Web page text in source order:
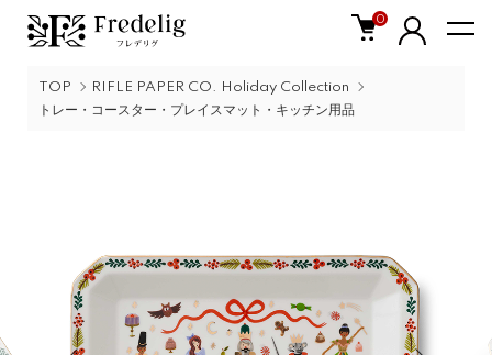
0
TOP
RIFLE PAPER CO. Holiday Collection
トレー・コースター・プレイスマット・キッチン用品